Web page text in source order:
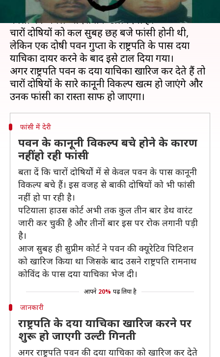
दिल्ली की पटियाला कोर्ट ने निर्भया गैंगरेप के दोषियों की
फांसी को अगले आदेश तक टाल दिया है।
चारों दोषियों को कल सुबह छह बजे फांसी होनी थी,
लेकिन एक दोषी पवन गुप्ता के राष्ट्रपति के पास दया
याचिका दायर करने के बाद इसे टाल दिया गया।
अगर राष्ट्रपति पवन की दया याचिका खारिज कर देते हैं तो
चारों दोषियों के सारे कानूनी विकल्प खत्म हो जाएंगे और
फांसी में देरी
पवन के कानूनी विकल्प बचे होने के कारण
नहीं हो रही फांसी
बता दें कि चारों दोषियोें में से केवल पवन के पास कानूनी
विकल्प बचे हैं। इस वजह से बाकी दोषियों को भी फांसी
नहीं हो पा रही है।
पटियाला हाउस कोर्ट अभी तक कुल तीन बार डेथ वारंट
जारी कर चुकी है और तीनों बार इस पर रोक लगानी पड़ी
है।
आज सुबह ही सुप्रीम कोर्ट ने पवन की क्यूरेटिव पिटिशन
को खारिज किया था जिसके बाद उसने राष्ट्रपति रामनाथ
कोविंद के पास दया याचिका भेज दी।
आपने 20% पढ़ लिया है
जानकारी
राष्ट्रपति के दया याचिका खारिज करने पर
शुरू हो जाएगी उल्टी गिनती
अगर राष्ट्रपति पवन की दया याचिका को खारिज कर देते